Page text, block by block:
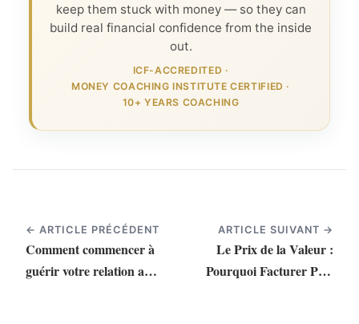
keep them stuck with money — so they can
build real financial confidence from the inside
out.
ICF-ACCREDITED ·
MONEY COACHING INSTITUTE CERTIFIED ·
10+ YEARS COACHING
← ARTICLE PRÉCÉDENT
Comment commencer à
guérir votre relation avec
ARTICLE SUIVANT →
Le Prix de la Valeur :
Pourquoi Facturer Plus